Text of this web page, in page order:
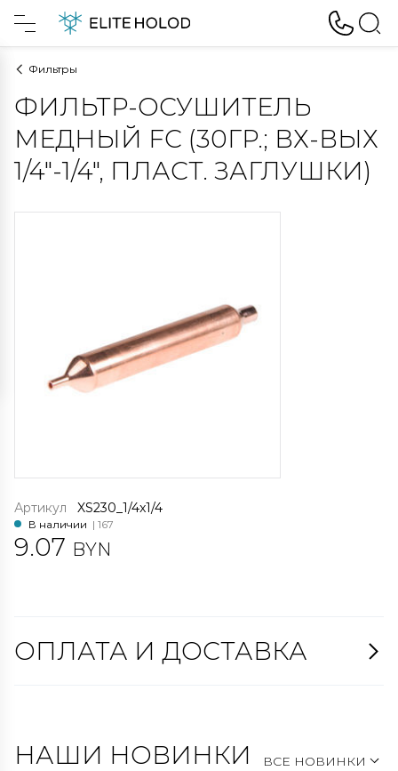
Фильтры
ФИЛЬТР-ОСУШИТЕЛЬ
МЕДНЫЙ FC (30ГР.; ВХ-ВЫХ
1/4"-1/4", ПЛАСТ. ЗАГЛУШКИ)
Артикул XS230_1/4x1/4
В наличии | 167
9.07 BYN
ОПЛАТА И ДОСТАВКА
НАШИ НОВИНКИ ВСЕ НОВИНКИ